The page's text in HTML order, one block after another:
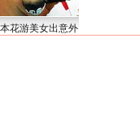
花游美女出意外